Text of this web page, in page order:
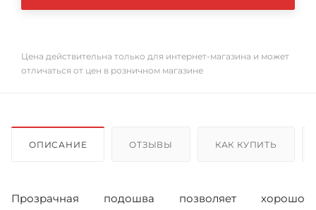
Цена действительна только для интернет-магазина и может
отличаться от цен в розничном магазине
ОПИСАНИЕ ОТЗЫВЫ КАК КУПИТЬ
Прозрачная подошва позволяет хорошо